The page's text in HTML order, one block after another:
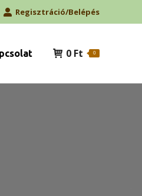
Regisztráció/Belépés
0 Ft 0